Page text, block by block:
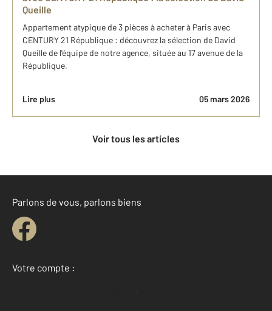
Queille
Appartement atypique de 3 pièces à​ acheter à Paris​ avec
CENTURY 21 République : découvrez la sélection de David
Queille ​de l'équipe de notre agence, située au 17 avenue de la
République.
Lire plus 05 mars 2026
Voir tous les articles
Parlons de vous, parlons biens
Votre compte :
Accéder à mon compte